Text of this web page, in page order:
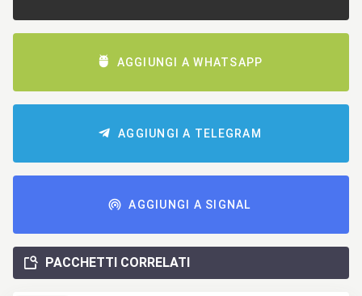
AGGIUNGI A WHATSAPP
AGGIUNGI A TELEGRAM
AGGIUNGI A SIGNAL
PACCHETTI CORRELATI